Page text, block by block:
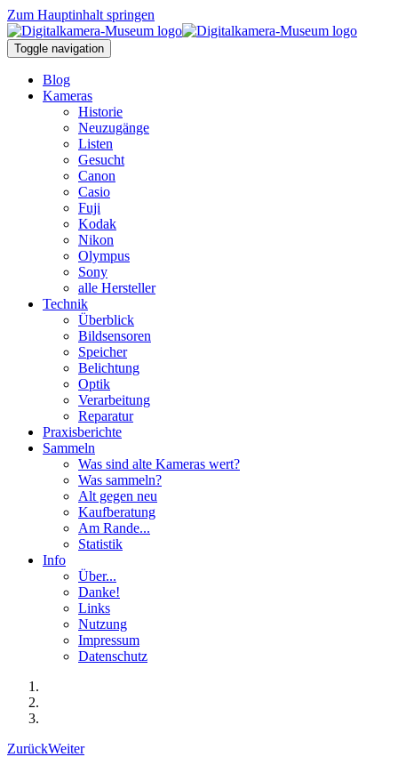
Zum Hauptinhalt springen
Toggle navigation
Blog
Kameras
Historie
Neuzugänge
Listen
Gesucht
Canon
Casio
Fuji
Kodak
Nikon
Olympus
Sony
alle Hersteller
Technik
Überblick
Bildsensoren
Speicher
Belichtung
Optik
Verarbeitung
Reparatur
Praxisberichte
Sammeln
Was sind alte Kameras wert?
Was sammeln?
Alt gegen neu
Kaufberatung
Am Rande...
Statistik
Info
Über...
Danke!
Links
Nutzung
Impressum
Datenschutz
ZurückWeiter